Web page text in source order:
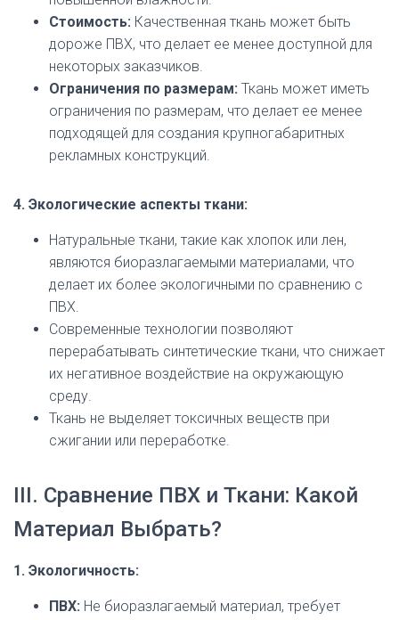
Стоимость: Качественная ткань может быть
дороже ПВХ, что делает ее менее доступной для
некоторых заказчиков.
Ограничения по размерам: Ткань может иметь
ограничения по размерам, что делает ее менее
подходящей для создания крупногабаритных
рекламных конструкций.
4. Экологические аспекты ткани:
Натуральные ткани, такие как хлопок или лен,
являются биоразлагаемыми материалами, что
делает их более экологичными по сравнению с
ПВХ.
Современные технологии позволяют
перерабатывать синтетические ткани, что снижает
их негативное воздействие на окружающую
среду.
Ткань не выделяет токсичных веществ при
сжигании или переработке.
III. Сравнение ПВХ и Ткани: Какой
Материал Выбрать?
1. Экологичность:
ПВХ: Не биоразлагаемый материал, требует